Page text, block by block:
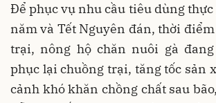
Để phục vụ nhu cầu tiêu dùng
năm và Tết Nguyên đán, thời
trại, nông hộ chăn nuôi gà
phục lại chuồng trại, tăng tốc sản
cảnh khó khăn chồng chất sau